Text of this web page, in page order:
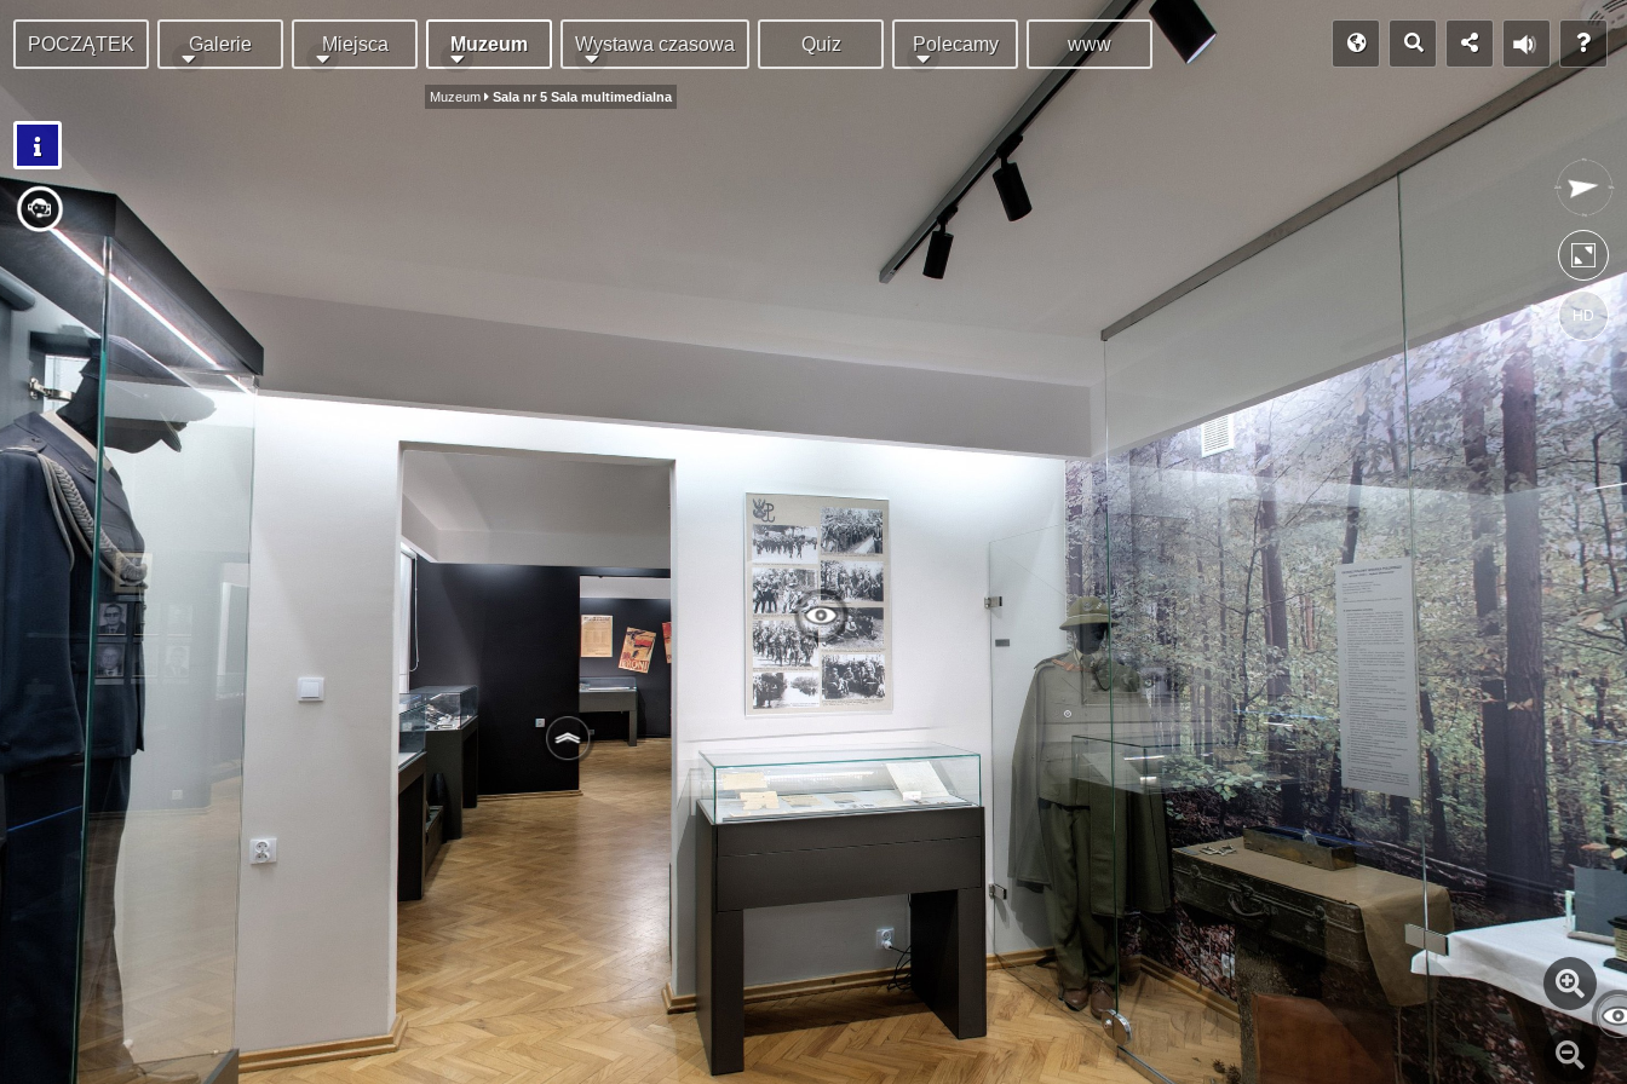
https://spacer.akzamosc.pl
Mapa serwisu
HD
POCZĄTEK Galerie Miejsca Muzeum Wystawa czasowa Quiz Polecamy www
Muzeum Sala nr 5 Sala multimedialna